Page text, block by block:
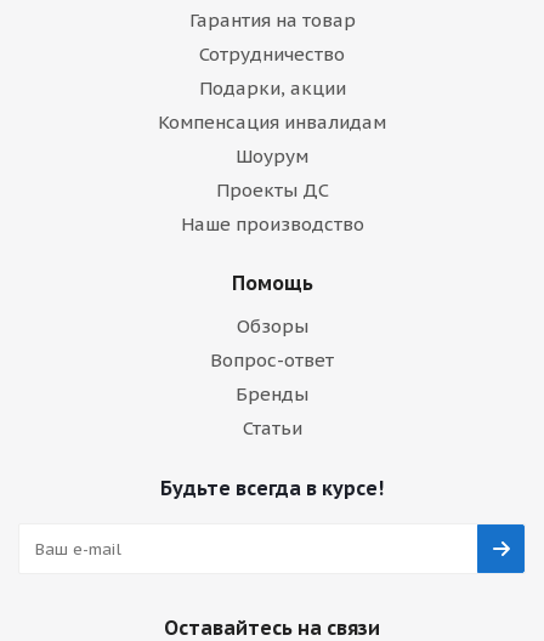
Гарантия на товар
Сотрудничество
Подарки, акции
Компенсация инвалидам
Шоурум
Проекты ДС
Наше производство
Помощь
Обзоры
Вопрос-ответ
Бренды
Статьи
Будьте всегда в курсе!
Оставайтесь на связи